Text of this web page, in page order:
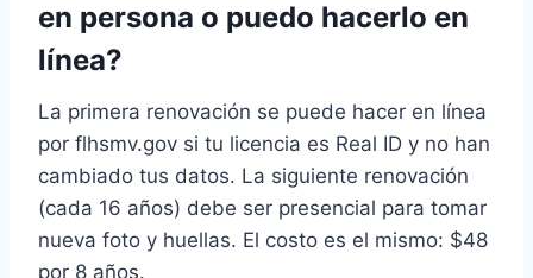
en persona o puedo hacerlo en
línea?
La primera renovación se puede hacer en línea
por flhsmv.gov si tu licencia es Real ID y no han
cambiado tus datos. La siguiente renovación
(cada 16 años) debe ser presencial para tomar
nueva foto y huellas. El costo es el mismo: $48
por 8 años.